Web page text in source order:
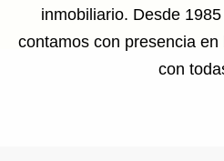
inmobiliario. Desde
contamos con presencia
con